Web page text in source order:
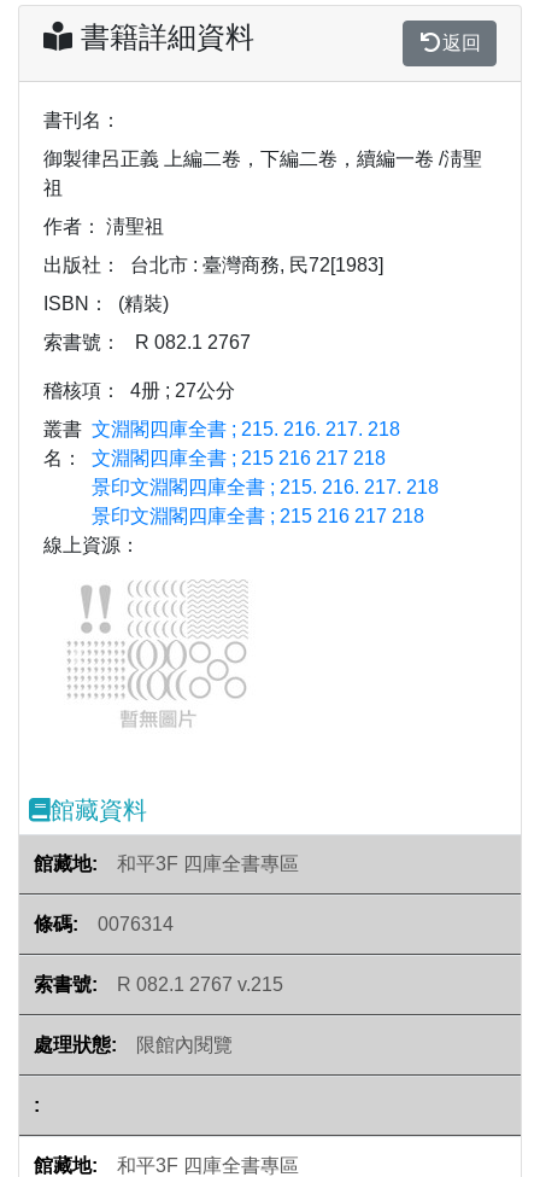
書籍詳細資料 返回
書刊名：
御製律呂正義 上編二卷，下編二卷，續編一卷 /淸聖
祖
作者：
淸聖祖
出版社：
台北市 : 臺灣商務, 民72[1983]
ISBN：
(精裝)
索書號：
R 082.1 2767
稽核項：
4册 ; 27公分
叢書
名：
文淵閣四庫全書 ; 215. 216. 217. 218
文淵閣四庫全書 ; 215 216 217 218
景印文淵閣四庫全書 ; 215. 216. 217. 218
景印文淵閣四庫全書 ; 215 216 217 218
線上資源：
Previous
館藏資料
和平3F 四庫全書專區
0076314
R 082.1 2767 v.215
限館內閱覽
和平3F 四庫全書專區